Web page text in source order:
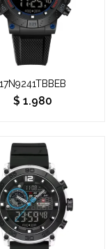
17N9241TBBEB
$ 1.980